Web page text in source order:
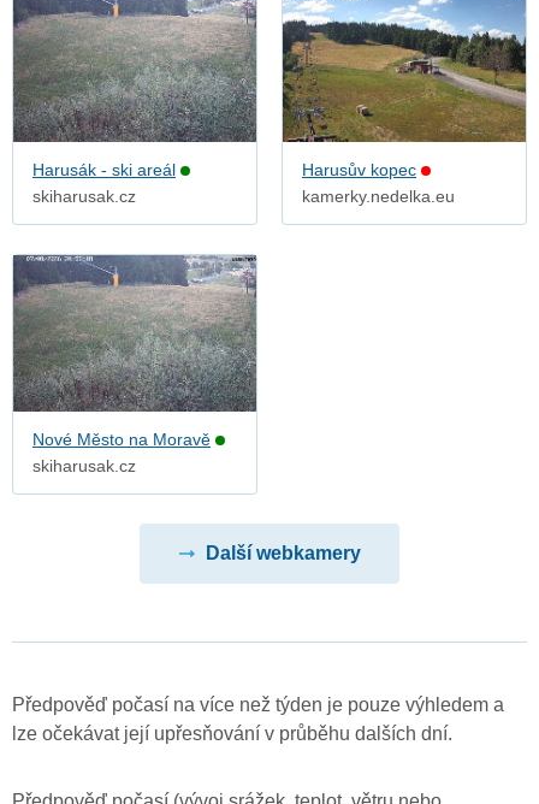
Harusák - ski areál
skiharusak.cz
Harusův kopec
kamerky.nedelka.eu
Nové Město na Moravě
skiharusak.cz
Další webkamery
Předpověď počasí na více než týden je pouze výhledem a
lze očekávat její upřesňování v průběhu dalších dní.